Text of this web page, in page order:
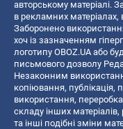
авторському матеріалі.
в рекламних матеріалах,
Заборонено
хоч із зазначенням
логотипу OBOZ.UA або
письмового дозволу
Незаконним
копiювання, публiкацiя,
використання,
складу інших
та інші подібні зміни